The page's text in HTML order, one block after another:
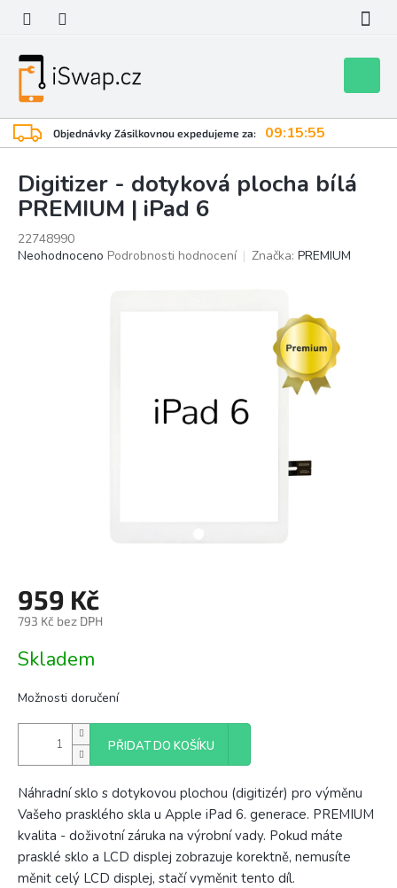
obsah
Objednávky Zásilkovnou expedujeme za: 09:15:54
košík
Digitizer - dotyková plocha bílá
PREMIUM | iPad 6
22748990
Průměrné
Neohodnoceno Podrobnosti hodnocení Značka: PREMIUM
959 Kč
793 Kč bez DPH
cena:
Skladem
Možnosti doručení
PŘIDAT DO KOŠÍKU
Náhradní sklo s dotykovou plochou (digitizér) pro výměnu
Vašeho prasklého skla u Apple iPad 6. generace. PREMIUM
kvalita - doživotní záruka na výrobní vady. Pokud máte
prasklé sklo a LCD displej zobrazuje korektně, nemusíte
měnit celý LCD displej, stačí vyměnit tento díl.